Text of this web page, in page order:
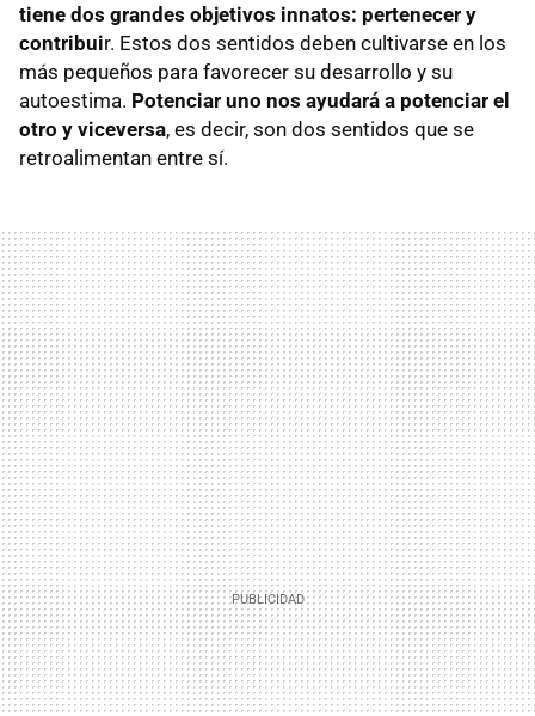
tiene dos grandes objetivos innatos: pertenecer y
contribuir. Estos dos sentidos deben cultivarse en los
más pequeños para favorecer su desarrollo y su
autoestima. Potenciar uno nos ayudará a potenciar el
otro y viceversa, es decir, son dos sentidos que se
retroalimentan entre sí.